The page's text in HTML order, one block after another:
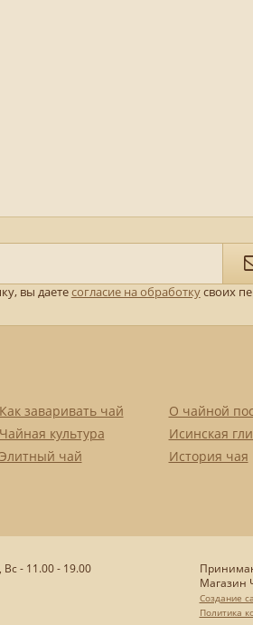
вы даетесогласие на обработкусвоих
Как заваривать чай
Чайная культура
Элитный чай
О чайной
Исинская
История чая
- 11.00 - 19.00
Магазин
Создание
Политика